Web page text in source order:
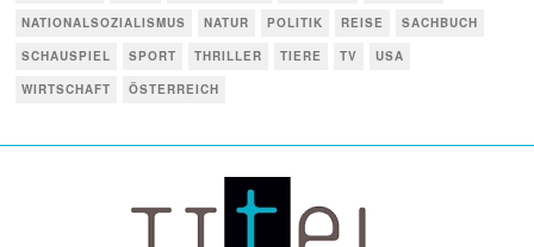
NATIONALSOZIALISMUS
NATUR POLITIK REISE
SACHBUCH
SCHAUSPIEL
SPORT THRILLER TIERE TV
USA
WIRTSCHAFT
ÖSTERREICH